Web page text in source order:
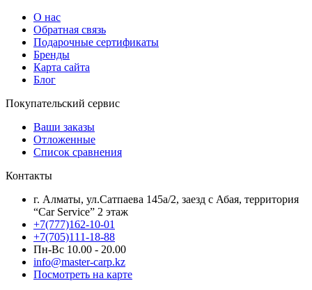
О нас
Обратная связь
Подарочные сертификаты
Бренды
Карта сайта
Блог
Покупательский сервис
Ваши заказы
Отложенные
Список сравнения
Контакты
г. Алматы, ул.Сатпаева 145а/2, заезд с Абая, территория
“Car Service” 2 этаж
+7(777)162-10-01
+7(705)111-18-88
Пн-Вс 10.00 - 20.00
info@master-carp.kz
Посмотреть на карте